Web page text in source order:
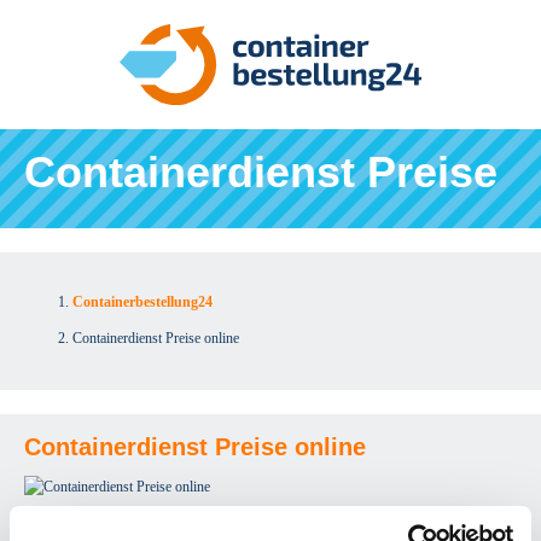
Containerdienst Preise
Containerbestellung24
Containerdienst Preise online
Containerdienst Preise online
Sie suchen die Preise für einen Containerdienst online? Containerbestellung24 bietet